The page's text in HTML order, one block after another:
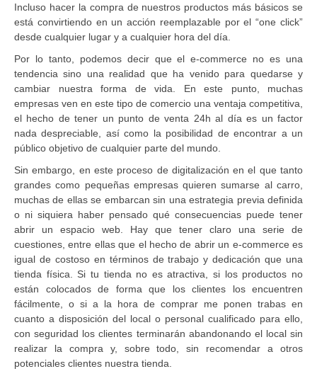
Incluso hacer la compra de nuestros productos más básicos se
está convirtiendo en un acción reemplazable por el “one click”
desde cualquier lugar y a cualquier hora del día.
Por lo tanto, podemos decir que el e-commerce no es una
tendencia sino una realidad que ha venido para quedarse y
cambiar nuestra forma de vida. En este punto, muchas
empresas ven en este tipo de comercio una ventaja competitiva,
el hecho de tener un punto de venta 24h al día es un factor
nada despreciable, así como la posibilidad de encontrar a un
público objetivo de cualquier parte del mundo.
Sin embargo, en este proceso de digitalización en el que tanto
grandes como pequeñas empresas quieren sumarse al carro,
muchas de ellas se embarcan sin una estrategia previa definida
o ni siquiera haber pensado qué consecuencias puede tener
abrir un espacio web. Hay que tener claro una serie de
cuestiones, entre ellas que el hecho de abrir un e-commerce es
igual de costoso en términos de trabajo y dedicación que una
tienda física. Si tu tienda no es atractiva, si los productos no
están colocados de forma que los clientes los encuentren
fácilmente, o si a la hora de comprar me ponen trabas en
cuanto a disposición del local o personal cualificado para ello,
con seguridad los clientes terminarán abandonando el local sin
realizar la compra y, sobre todo, sin recomendar a otros
potenciales clientes nuestra tienda.